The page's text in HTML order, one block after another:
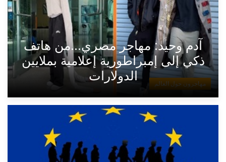
مهاجرون حول العالم
آدم وحيد: مهاجر مصري...من هاتف
ذكي إلى إمبراطورية إعلامية بملايين
الدولارات